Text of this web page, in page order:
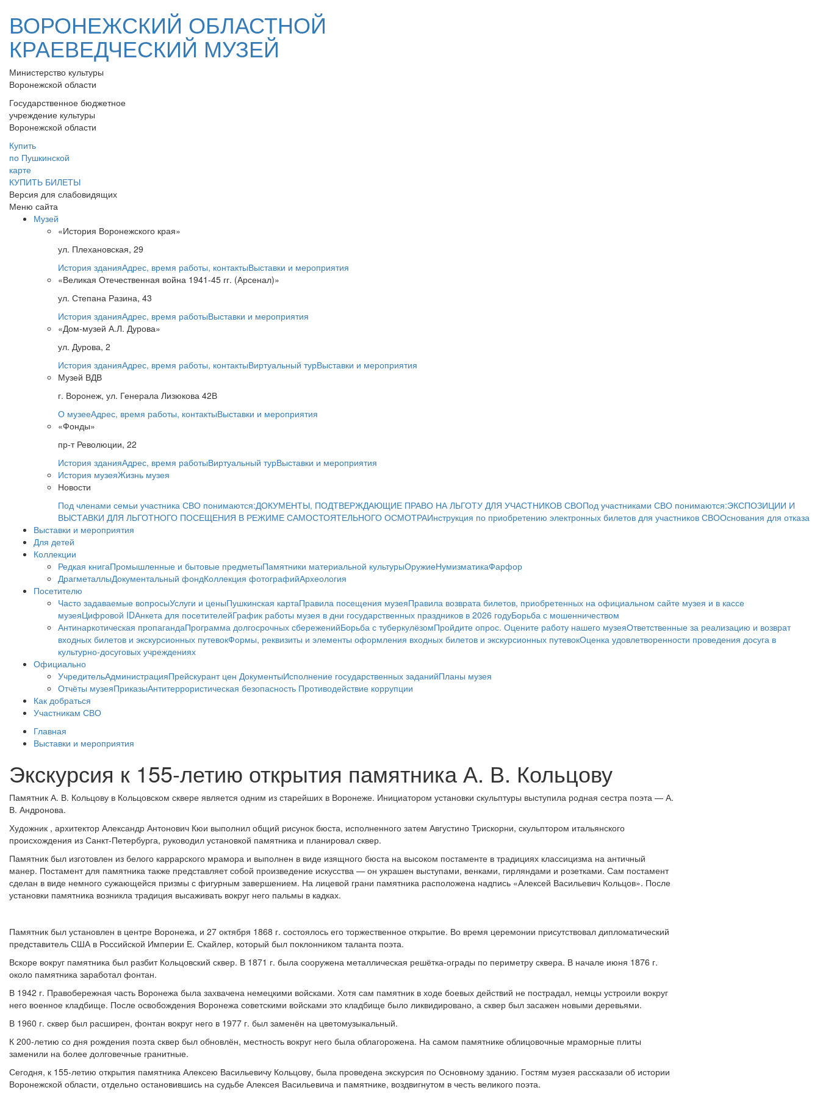
ВОРОНЕЖСКИЙ ОБЛАСТНОЙ
КРАЕВЕДЧЕСКИЙ МУЗЕЙ
Министерство культуры
Воронежской области
Государственное бюджетное
учреждение культуры
Воронежской области
Купить
по Пушкинской
карте
КУПИТЬ БИЛЕТЫ
Версия для слабовидящих
Меню сайта
Музей
«История Воронежского края»
ул. Плехановская, 29
История зданияАдрес, время работы, контактыВыставки и мероприятия
«Великая Отечественная война 1941-45 гг. (Арсенал)»
ул. Степана Разина, 43
История зданияАдрес, время работыВыставки и мероприятия
«Дом-музей А.Л. Дурова»
ул. Дурова, 2
История зданияАдрес, время работы, контактыВиртуальный турВыставки и мероприятия
Музей ВДВ
г. Воронеж, ул. Генерала Лизюкова 42В
О музееАдрес, время работы, контактыВыставки и мероприятия
«Фонды»
пр-т Революции, 22
История зданияАдрес, время работыВиртуальный турВыставки и мероприятия
История музеяЖизнь музея
Новости
Под членами семьи участника СВО понимаются:ДОКУМЕНТЫ, ПОДТВЕРЖДАЮЩИЕ ПРАВО НА ЛЬГОТУ ДЛЯ УЧАСТНИКОВ СВОПод участниками СВО понимаются:ЭКСПОЗИЦИИ И
ВЫСТАВКИ ДЛЯ ЛЬГОТНОГО ПОСЕЩЕНИЯ В РЕЖИМЕ САМОСТОЯТЕЛЬНОГО ОСМОТРАИнструкция по приобретению электронных билетов для участников СВООснования для отказа
Выставки и мероприятия
Для детей
Коллекции
Редкая книгаПромышленные и бытовые предметыПамятники материальной культурыОружиеНумизматикаФарфор
ДрагметаллыДокументальный фондКоллекция фотографийАрхеология
Посетителю
Часто задаваемые вопросыУслуги и ценыПушкинская картаПравила посещения музеяПравила возврата билетов, приобретенных на официальном сайте музея и в кассе
музеяЦифровой IDАнкета для посетителейГрафик работы музея в дни государственных праздников в 2026 годуБорьба с мошенничеством
Антинаркотическая пропагандаПрограмма долгосрочных сбереженийБорьба с туберкулёзомПройдите опрос. Оцените работу нашего музеяОтветственные за реализацию и возврат
входных билетов и экскурсионных путевокФормы, реквизиты и элементы оформления входных билетов и экскурсионных путевокОценка удовлетворенности проведения досуга в
культурно-досуговых учреждениях
Официально
УчредительАдминистрацияПрейскурант цен ДокументыИсполнение государственных заданийПланы музея
Отчёты музеяПриказыАнтитеррористическая безопасность Противодействие коррупции
Как добраться
Участникам СВО
Главная
Выставки и мероприятия
Экскурсия к 155-летию открытия памятника А. В. Кольцову
Памятник А. В. Кольцову в Кольцовском сквере является одним из старейших в Воронеже. Инициатором установки скульптуры выступила родная сестра поэта — А.
В. Андронова.
Художник , архитектор Александр Антонович Кюи выполнил общий рисунок бюста, исполненного затем Августино Трискорни, скульптором итальянского
происхождения из Санкт-Петербурга, руководил установкой памятника и планировал сквер.
Памятник был изготовлен из белого каррарского мрамора и выполнен в виде изящного бюста на высоком постаменте в традициях классицизма на античный
манер. Постамент для памятника также представляет собой произведение искусства — он украшен выступами, венками, гирляндами и розетками. Сам постамент
сделан в виде немного сужающейся призмы с фигурным завершением. На лицевой грани памятника расположена надпись «Алексей Васильевич Кольцов». После
установки памятника возникла традиция высаживать вокруг него пальмы в кадках.
Памятник был установлен в центре Воронежа, и 27 октября 1868 г. состоялось его торжественное открытие. Во время церемонии присутствовал дипломатический
представитель США в Российской Империи Е. Скайлер, который был поклонником таланта поэта.
Вскоре вокруг памятника был разбит Кольцовский сквер. В 1871 г. была сооружена металлическая решётка-ограды по периметру сквера. В начале июня 1876 г.
около памятника заработал фонтан.
В 1942 г. Правобережная часть Воронежа была захвачена немецкими войсками. Хотя сам памятник в ходе боевых действий не пострадал, немцы устроили вокруг
него военное кладбище. После освобождения Воронежа советскими войсками это кладбище было ликвидировано, а сквер был засажен новыми деревьями.
В 1960 г. сквер был расширен, фонтан вокруг него в 1977 г. был заменён на цветомузыкальный.
К 200-летию со дня рождения поэта сквер был обновлён, местность вокруг него была облагорожена. На самом памятнике облицовочные мраморные плиты
заменили на более долговечные гранитные.
Сегодня, к 155-летию открытия памятника Алексею Васильевичу Кольцову, была проведена экскурсия по Основному зданию. Гостям музея рассказали об истории
Воронежской области, отдельно остановившись на судьбе Алексея Васильевича и памятнике, воздвигнутом в честь великого поэта.